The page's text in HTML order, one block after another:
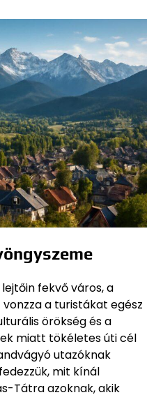
fekvő város, a
a turistákat egész
örökség és a
miatt tökéletes úti cél
utazóknak
mit kínál
Tátra azoknak, akik